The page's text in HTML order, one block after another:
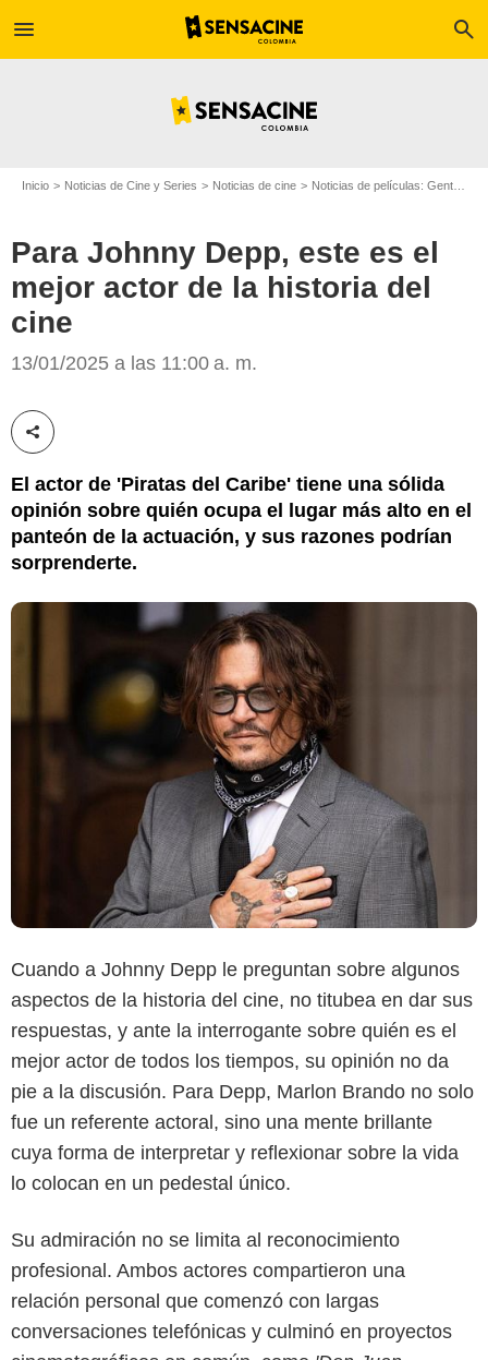
menu search
Inicio Noticias de Cine y Series Noticias de cine Noticias de películas: Gente
Para Johnny Depp, este es el
mejor actor de la historia del
cine
13/01/2025 a las 11:00 a. m.
Compartir esta noticia
El actor de 'Piratas del Caribe' tiene una sólida
opinión sobre quién ocupa el lugar más alto en el
panteón de la actuación, y sus razones podrían
sorprenderte.
Google
Cuando a Johnny Depp le preguntan sobre algunos
aspectos de la historia del cine, no titubea en dar sus
respuestas, y ante la interrogante sobre quién es el
mejor actor de todos los tiempos, su opinión no da
pie a la discusión. Para Depp, Marlon Brando no solo
fue un referente actoral, sino una mente brillante
cuya forma de interpretar y reflexionar sobre la vida
lo colocan en un pedestal único.
Su admiración no se limita al reconocimiento
profesional. Ambos actores compartieron una
relación personal que comenzó con largas
conversaciones telefónicas y culminó en proyectos
ABC